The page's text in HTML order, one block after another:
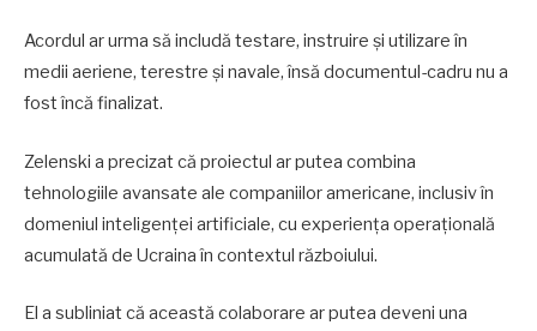
Acordul ar urma să includă testare, instruire și utilizare în
medii aeriene, terestre și navale, însă documentul-cadru nu a
fost încă finalizat.
Zelenski a precizat că proiectul ar putea combina
tehnologiile avansate ale companiilor americane, inclusiv în
domeniul inteligenței artificiale, cu experiența operațională
acumulată de Ucraina în contextul războiului.
El a subliniat că această colaborare ar putea deveni una